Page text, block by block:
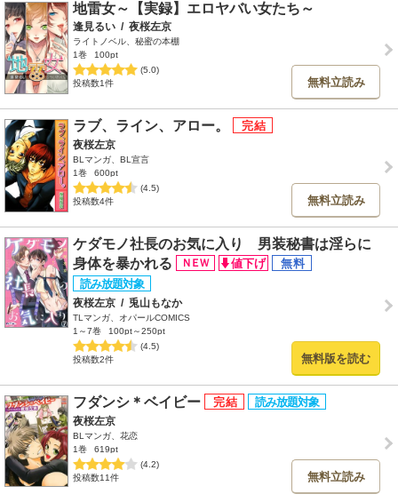
地雷女～【実録】エロヤバい女たち～
逢見るい / 夜桜左京
ライトノベル、秘蜜の本棚
1巻
100pt
(5.0)
投稿数1件
無料立読み
ラブ、ライン、アロー。
夜桜左京
BLマンガ、BL宣言
1巻
600pt
(4.5)
投稿数4件
無料立読み
ケダモノ社長のお気に入り 男装秘書は淫らに
身体を暴かれる
夜桜左京 / 兎山もなか
TLマンガ、オパールCOMICS
1～7巻
100pt～250pt
(4.5)
投稿数2件
無料版を読む
フダンシ＊ベイビー
夜桜左京
BLマンガ、花恋
1巻
619pt
(4.2)
投稿数11件
無料立読み